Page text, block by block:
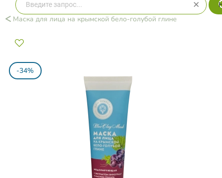
Маска для лица на крымской бело-голубой глине
-34%